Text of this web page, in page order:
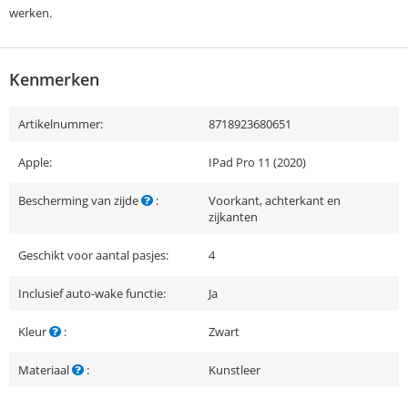
werken.
Kenmerken
Artikelnummer: 8718923680651
Apple: IPad Pro 11 (2020)
Bescherming van zijde :
Voorkant, achterkant en
zijkanten
Geschikt voor aantal pasjes: 4
Inclusief auto-wake functie: Ja
Kleur : Zwart
Materiaal : Kunstleer